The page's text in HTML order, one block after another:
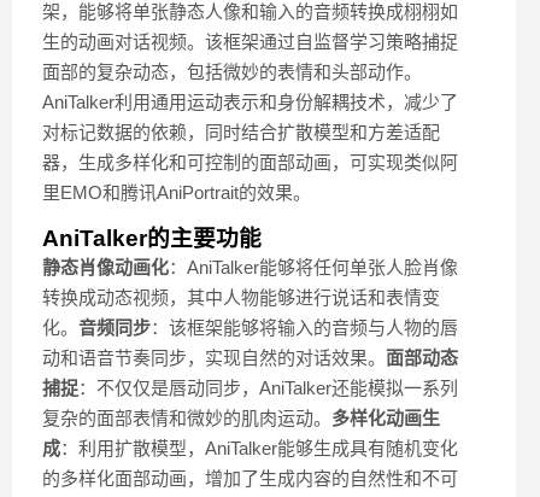
架，能够将单张静态人像和输入的音频转换成栩栩如
生的动画对话视频。该框架通过自监督学习策略捕捉
面部的复杂动态，包括微妙的表情和头部动作。
AniTalker利用通用运动表示和身份解耦技术，减少了
对标记数据的依赖，同时结合扩散模型和方差适配
器，生成多样化和可控制的面部动画，可实现类似阿
里EMO和腾讯AniPortrait的效果。
AniTalker的主要功能
静态肖像动画化：AniTalker能够将任何单张人脸肖像
转换成动态视频，其中人物能够进行说话和表情变
化。 音频同步：该框架能够将输入的音频与人物的唇
动和语音节奏同步，实现自然的对话效果。 面部动态
捕捉：不仅仅是唇动同步，AniTalker还能模拟一系列
复杂的面部表情和微妙的肌肉运动。 多样化动画生
成：利用扩散模型，AniTalker能够生成具有随机变化
的多样化面部动画，增加了生成内容的自然性和不可